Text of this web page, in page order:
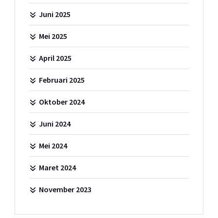
Juni 2025
Mei 2025
April 2025
Februari 2025
Oktober 2024
Juni 2024
Mei 2024
Maret 2024
November 2023